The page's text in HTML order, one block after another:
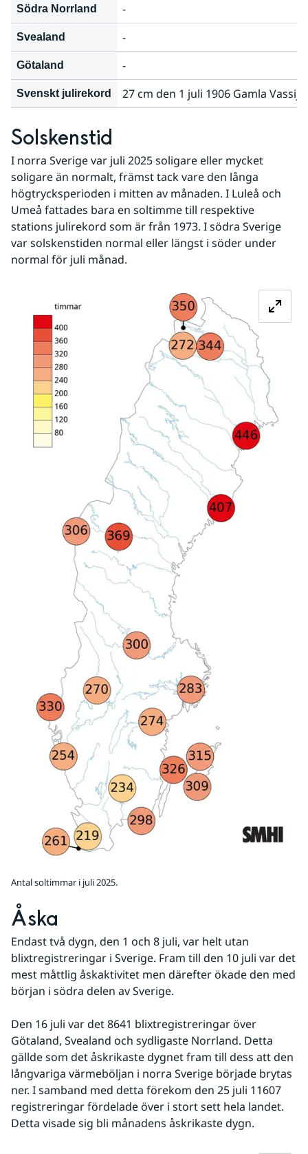
Södra Norrland -
Svealand -
Götaland -
Svenskt julirekord 27 cm den 1 juli 1906 Gamla
Solskenstid
I norra Sverige var juli 2025 soligare eller mycket
soligare än normalt, främst tack vare den långa
högtrycksperioden i mitten av månaden. I Luleå och
Umeå fattades bara en soltimme till respektive
stations julirekord som är från 1973. I södra Sverige
var solskenstiden normal eller längst i söder under
normal för juli månad.
Antal soltimmar i juli 2025.
Åska
Endast två dygn, den 1 och 8 juli, var helt utan
blixtregistreringar i Sverige. Fram till den 10 juli var det
mest måttlig åskaktivitet men därefter ökade den med
början i södra delen av Sverige.
Den 16 juli var det 8641 blixtregistreringar över
Götaland, Svealand och sydligaste Norrland. Detta
gällde som det åskrikaste dygnet fram till dess att den
långvariga värmeböljan i norra Sverige började brytas
ner. I samband med detta förekom den 25 juli 11607
registreringar fördelade över i stort sett hela landet.
Detta visade sig bli månadens åskrikaste dygn.